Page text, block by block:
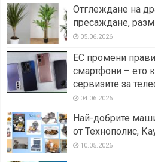
Отглеждане на
пресаждане,
05.06.2026
ЕС промени
смартфони – ето
сервизите за
04.06.2026
Най-добрите
от Технополис,
10.05.2026